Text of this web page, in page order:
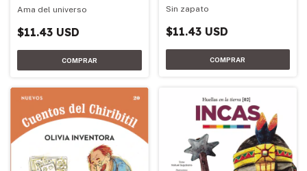
Ama del universo
$11.43 USD
Sin zapato
$11.43 USD